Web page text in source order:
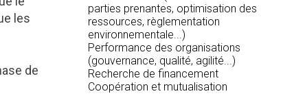
les
de
parties prenantes, optimisation des
ressources, règlementation
environnementale...)
Performance des organisations
(gouvernance, qualité, agilité...)
Recherche de financement
Coopération et mutualisation